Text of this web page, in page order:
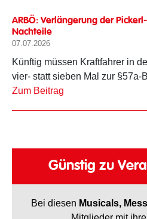
ARBÖ: Verlängerung der
Nachteile
07.07.2026
Künftig müssen Kraftfahrer in
vier- statt sieben Mal zur §57a-
Zum Beitrag
Günstig zu
Bei diesen Musicals,